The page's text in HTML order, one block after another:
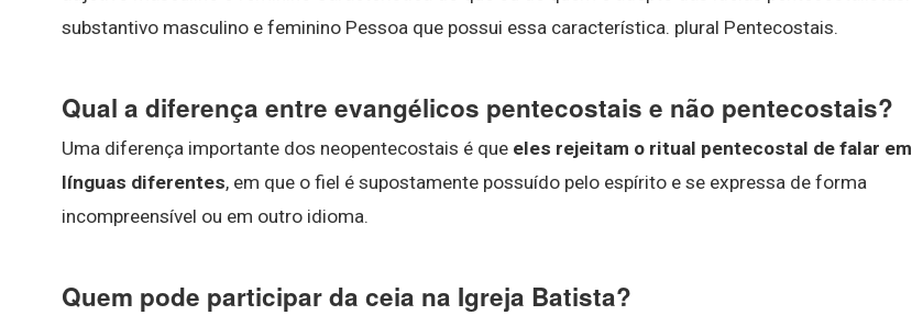
substantivo masculino e feminino Pessoa que possui essa característica. plural Pentecostais.
Qual a diferença entre evangélicos pentecostais e não pentecostais?
Uma diferença importante dos neopentecostais é que eles rejeitam o ritual pentecostal de falar em
línguas diferentes, em que o fiel é supostamente possuído pelo espírito e se expressa de forma
incompreensível ou em outro idioma.
Quem pode participar da ceia na Igreja Batista?